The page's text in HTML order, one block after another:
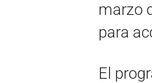
marzo
para
El